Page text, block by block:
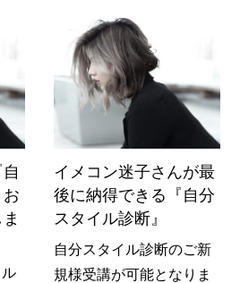
イメコン迷子さんが最
後に納得できる『自分
スタイル診断』
自分スタイル診断のご新
規様受講が可能となりま